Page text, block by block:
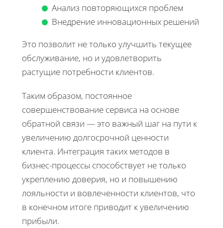
Анализ повторяющихся проблем
Внедрение инновационных решений
Это позволит не только улучшить текущее
обслуживание, но и удовлетворить
растущие потребности клиентов.
Таким образом, постоянное
совершенствование сервиса на основе
обратной связи — это важный шаг на пути к
увеличению долгосрочной ценности
клиента. Интеграция таких методов в
бизнес-процессы способствует не только
укреплению доверия, но и повышению
лояльности и вовлеченности клиентов, что
в конечном итоге приводит к увеличению
прибыли.